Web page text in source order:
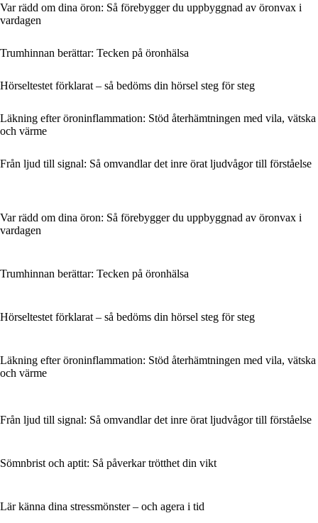
Var rädd om dina öron: Så förebygger du uppbyggnad av öronvax i
vardagen
Trumhinnan berättar: Tecken på öronhälsa
Hörseltestet förklarat – så bedöms din hörsel steg för steg
Läkning efter öroninflammation: Stöd återhämtningen med vila, vätska
och värme
Från ljud till signal: Så omvandlar det inre örat ljudvågor till förståelse
Var rädd om dina öron: Så förebygger du uppbyggnad av öronvax i
vardagen
Trumhinnan berättar: Tecken på öronhälsa
Hörseltestet förklarat – så bedöms din hörsel steg för steg
Läkning efter öroninflammation: Stöd återhämtningen med vila, vätska
och värme
Från ljud till signal: Så omvandlar det inre örat ljudvågor till förståelse
Sömnbrist och aptit: Så påverkar trötthet din vikt
Lär känna dina stressmönster – och agera i tid